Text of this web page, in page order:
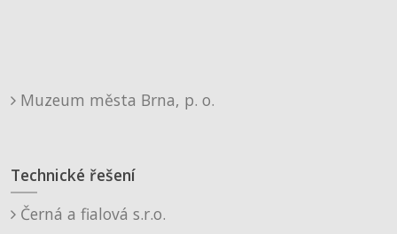
Muzeum města Brna, p. o.
Technické řešení
Černá a fialová s.r.o.